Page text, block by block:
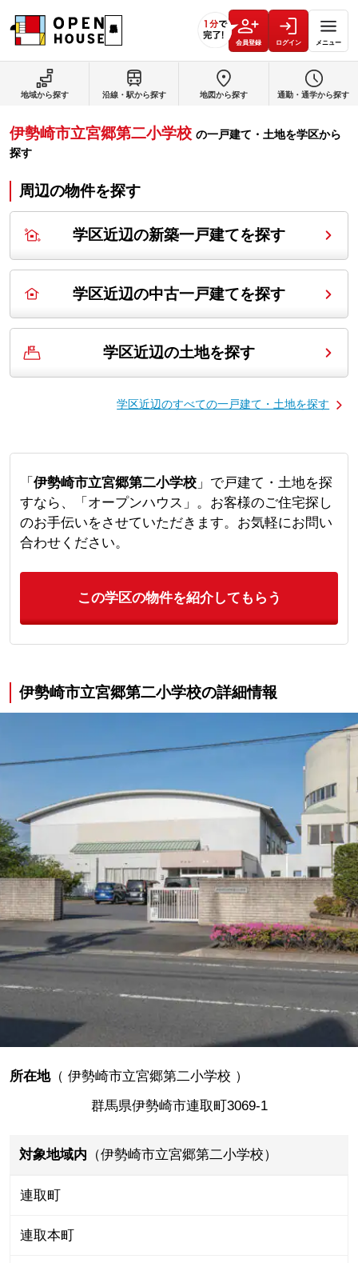
会員登録 ログイン メニュー
地域から探す 沿線・駅から探す 地図から探す 通勤・通学から探す
伊勢崎市立宮郷第二小学校 の一戸建て・土地を学区から
探す
周辺の物件を探す
学区近辺の新築一戸建てを探す
学区近辺の中古一戸建てを探す
学区近辺の土地を探す
学区近辺のすべての一戸建て・土地を探す
「 伊勢崎市立宮郷第二小学校」で戸建て・土地を探
すなら、「オープンハウス」。お客様のご住宅探し
のお手伝いをさせていただきます。お気軽にお問い
合わせください。
この学区の物件を紹介してもらう
伊勢崎市立宮郷第二小学校の詳細情報
所在地（ 伊勢崎市立宮郷第二小学校 ）
群馬県伊勢崎市連取町3069-1
対象地域内 （伊勢崎市立宮郷第二小学校）
連取町
連取本町